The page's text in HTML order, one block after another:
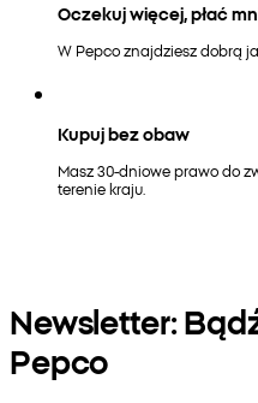
Oczekuj więcej, płać
W Pepco znajdziesz dobrą
Kupuj bez obaw
Masz 30-dniowe prawo do
terenie kraju.
Newsletter:
Pepco